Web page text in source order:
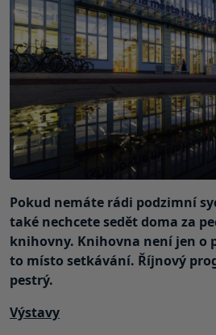
Pokud nemáte rádi podzimní
také nechcete sedět doma za
knihovny. Knihovna není jen o
to místo setkávání. Říjnový
pestrý.
Výstavy